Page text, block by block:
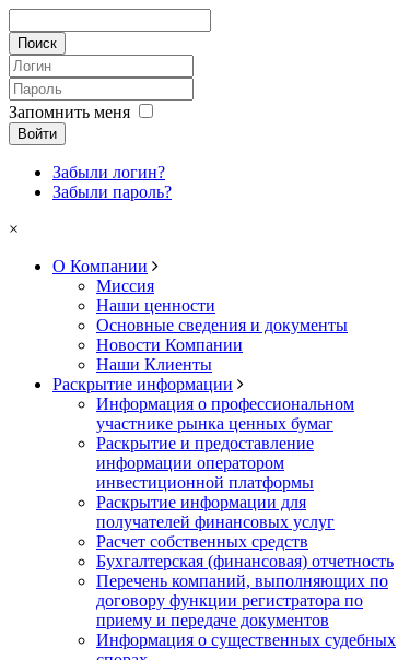
Запомнить меня
Войти
Забыли логин?
Забыли пароль?
×
О Компании
Миссия
Наши ценности
Основные сведения и документы
Новости Компании
Наши Клиенты
Раскрытие информации
Информация о профессиональном
участнике рынка ценных бумаг
Раскрытие и предоставление
информации оператором
инвестиционной платформы
Раскрытие информации для
получателей финансовых услуг
Расчет собственных средств
Бухгалтерская (финансовая) отчетность
Перечень компаний, выполняющих по
договору функции регистратора по
приему и передаче документов
Информация о существенных судебных